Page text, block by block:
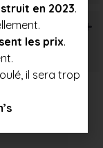
T6+
en 2023.
les prix.
il sera trop